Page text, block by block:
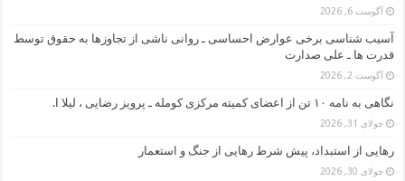
آگوست 6, 2026
آسیب شناسی برخی عوارض احساسی ـ روانی ناشی از تجاوزها به حقوق توسط
قدرت ها ـ علی صدارت
آگوست 2, 2026
نگاهی به نامه ۱۰ تن از اعضای کمیته مرکزی کومله ـ پرویز رضایی ، لیلا ا.
جولای 31, 2026
رهایی از استبداد، پیش شرط رهایی از جنگ و استعمار
جولای 30, 2026